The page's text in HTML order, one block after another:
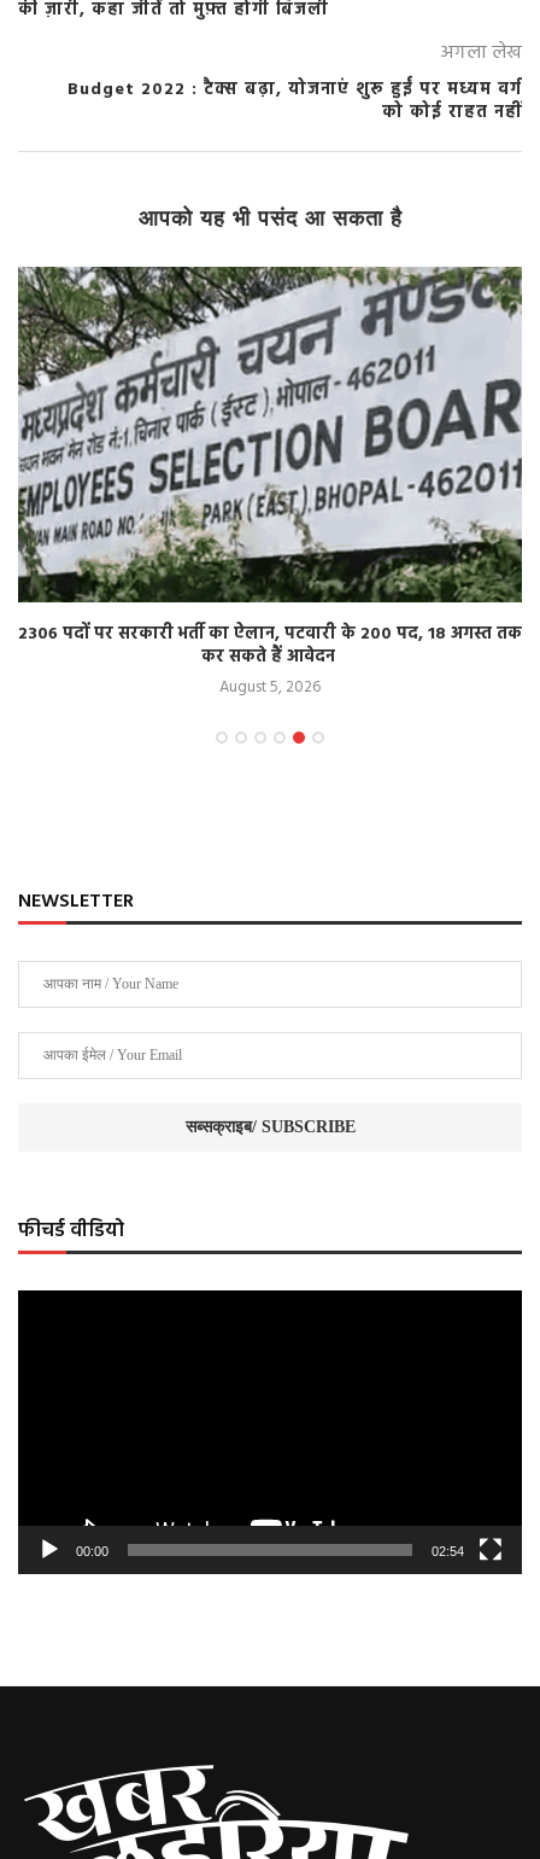
की ज़ारी, कहा जीतें तो मुफ़्त होगी बिजली
अगला लेख
Budget 2022 : टैक्स बढ़ा, योजनाएं शुरू हुईं पर मध्यम वर्ग
को कोई राहत नहीं
आपको यह भी पसंद आ सकता है
2306 पदों पर सरकारी भर्ती का ऐलान, पटवारी के 200 पद, 18 अगस्त तक
कर सकते हैं आवेदन
August 5, 2026
NEWSLETTER
फीचर्ड वीडियो
00:00 02:54